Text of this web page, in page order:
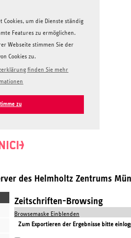
Cookies, um die Dienste ständig
Features zu ermöglichen.
Webseite stimmen Sie der
Cookies zu.
finden Sie mehr
zu
des Helmholtz Zentrums
Zeitschriften-Browsing
Browsemaske Einblenden
Zum Exportieren der Ergebnisse bitte